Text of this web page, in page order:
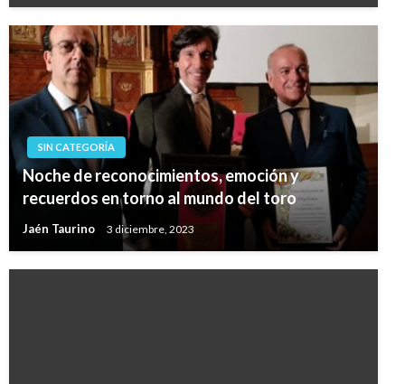
SIN CATEGORÍA
Noche de reconocimientos, emoción y
recuerdos en torno al mundo del toro
Jaén Taurino 3 diciembre, 2023